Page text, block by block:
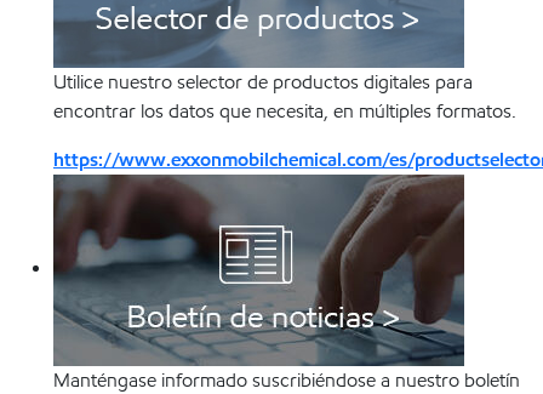
Utilice nuestro selector de productos digitales para
encontrar los datos que necesita, en múltiples formatos.
https://www.exxonmobilchemical.com/es/
Manténgase informado suscribiéndose a nuestro boletín